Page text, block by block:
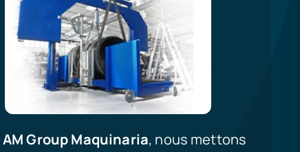
AM Group Maquinaria, nous mettons